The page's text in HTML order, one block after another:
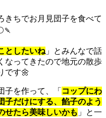
きちでお月見団子を食べて
としたいね 」とみんなで話
なってきたので地元の散歩
です🌼
子を作って、「 コップにわ
子だけにする、餡子のよう
せたら美味しいかも 」と一